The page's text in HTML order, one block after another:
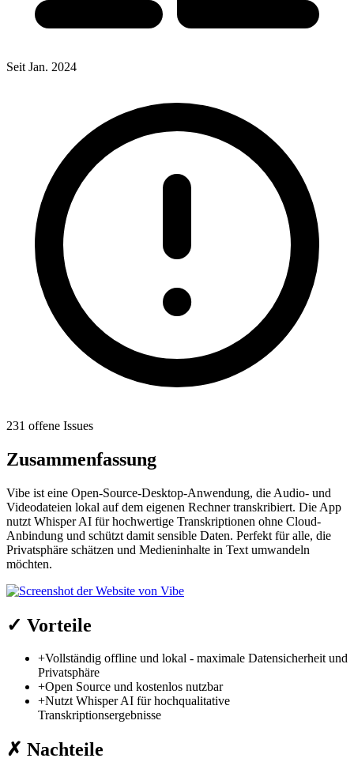
Seit Jan. 2024
231 offene Issues
Zusammenfassung
Vibe ist eine Open-Source-Desktop-Anwendung, die Audio- und
Videodateien lokal auf dem eigenen Rechner transkribiert. Die App
nutzt Whisper AI für hochwertige Transkriptionen ohne Cloud-
Anbindung und schützt damit sensible Daten. Perfekt für alle, die
Privatsphäre schätzen und Medieninhalte in Text umwandeln
möchten.
✓ Vorteile
+Vollständig offline und lokal - maximale Datensicherheit und
Privatsphäre
+Open Source und kostenlos nutzbar
+Nutzt Whisper AI für hochqualitative
Transkriptionsergebnisse
✗ Nachteile